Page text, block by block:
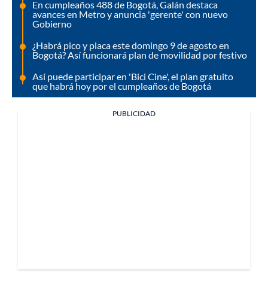
En cumpleaños 488 de Bogotá, Galán destaca
avances en Metro y anuncia 'gerente' con nuevo
Gobierno
¿Habrá pico y placa este domingo 9 de agosto en
Bogotá? Así funcionará plan de movilidad por festivo
Así puede participar en 'Bici Cine', el plan gratuito
que habrá hoy por el cumpleaños de Bogotá
PUBLICIDAD